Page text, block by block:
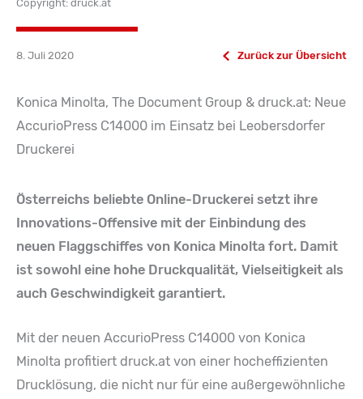
Copyright: druck.at
8. Juli 2020 Zurück zur Übersicht
Konica Minolta, The Document Group & druck.at: Neue
AccurioPress C14000 im Einsatz bei Leobersdorfer
Druckerei
Österreichs beliebte Online-Druckerei setzt ihre
Innovations-Offensive mit der Einbindung des
neuen Flaggschiffes von Konica Minolta fort. Damit
ist sowohl eine hohe Druckqualität, Vielseitigkeit als
auch Geschwindigkeit garantiert.
Mit der neuen AccurioPress C14000 von Konica
Minolta profitiert druck.at von einer hocheffizienten
Drucklösung, die nicht nur für eine außergewöhnliche